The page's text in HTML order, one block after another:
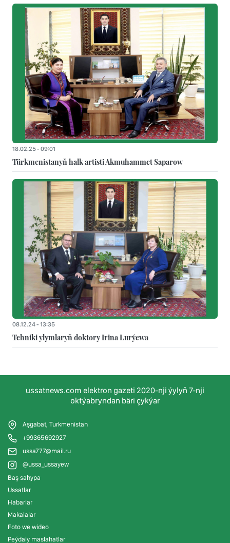
18.02.25 - 09:01
Türkmenistanyň halk artisti Akmuhammet Saparow
08.12.24 - 13:35
Tehniki ylymlaryň doktory Irina Lurýewa
ussatnews.com elektron gazeti 2020-nji ýylyň 7-nji
oktýabryndan bäri çykýar
Aşgabat, Turkmenistan
+99365692927
ussa777@mail.ru
@ussa_ussayew
Baş sahypa
Ussatlar
Habarlar
Makalalar
Foto we wideo
Peýdaly maslahatlar